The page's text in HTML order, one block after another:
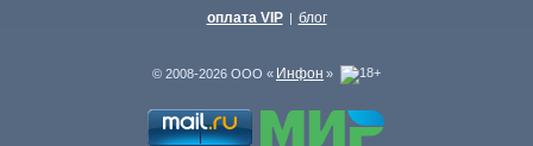
оплата VIP | блог
© 2008-2026 ООО « Инфон »